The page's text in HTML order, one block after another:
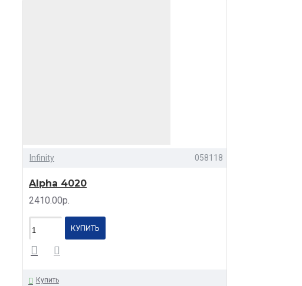
Infinity 058118
Alpha 4020
2410.00р.
КУПИТЬ
Купить